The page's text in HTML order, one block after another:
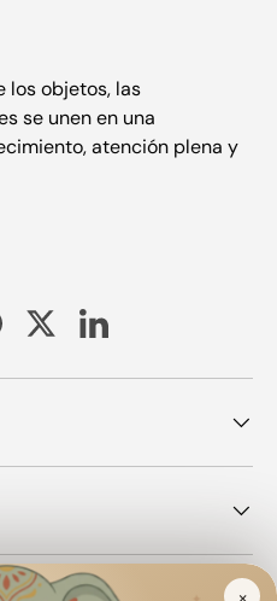
los objetos, las
se unen en una
atención plena y
TwitterLinkedIn